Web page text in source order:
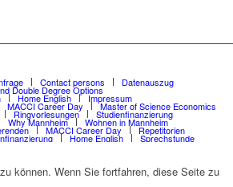
Contact persons Datenauszug
Double Degree Options
Home English Impressum
MACCI Career Day Master of Science Economics
Ringvorlesungen Studienfinanzierung
Why Mannheim Wohnen in Mannheim
MACCI Career Day Repetitorien
Home English Sprechstunde
können. Wenn Sie fortfahren, diese Seite zu